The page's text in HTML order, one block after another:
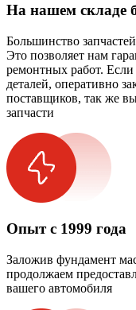
На нашем складе
Большинство
Это позволяет нам
ремонтных работ.
деталей, оперативно
поставщиков, так же
запчасти
Опыт с 1999 года
Заложив фундамент
продолжаем
вашего автомобиля